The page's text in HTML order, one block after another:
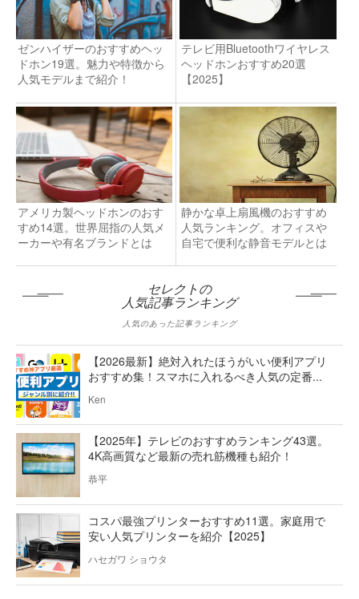
ゼンハイザーのおすすめヘッ
ドホン19選。魅力や特徴から
人気モデルまで紹介！
テレビ用Bluetoothワイヤレス
ヘッドホンおすすめ20選
【2025】
アメリカ製ヘッドホンのおす
すめ14選。世界屈指の人気メ
ーカーや有名ブランドとは
静かな卓上扇風機のおすすめ
人気ランキング。オフィスや
自宅で便利な静音モデルとは
セレクトの
人気記事ランキング
人気のあった記事ランキング
【2026最新】絶対入れたほうがいい便利アプリ
おすすめ集！スマホに入れるべき人気の定番...
Ken
【2025年】テレビのおすすめランキング43選。
4K高画質など最新の売れ筋機種も紹介！
恭平
コスパ最強プリンターおすすめ11選。家庭用で
安い人気プリンターを紹介【2025】
ハセガワ ショウタ